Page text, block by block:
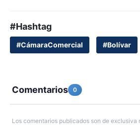
#Hashtag
#CámaraComercial #Bolívar
Comentarios 0
Los comentarios publicados son de exclusiva